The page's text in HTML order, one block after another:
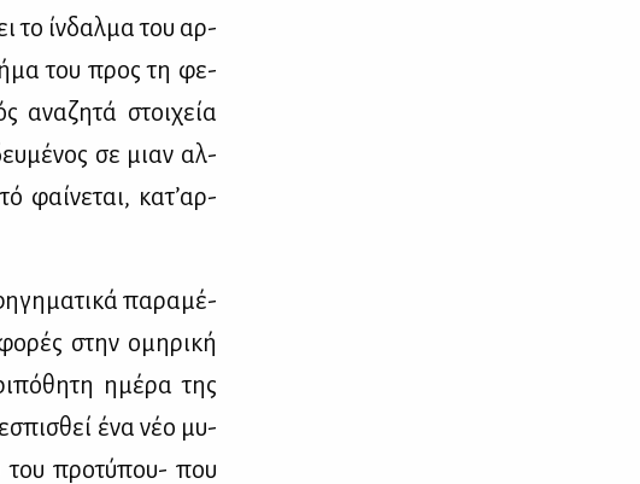
το ίν­δαλ­μα του αρ­
του προς τη φε­
ανα­ζη­τά στοι­χεία
σε μιαν αλ­
φαί­νε­ται, κα­τ’αρ­
πα­ρα­μέ­
στην ομη­ρι­κή
ημέ­ρα της
ένα νέο μυ­
του προ­τύ­που- που